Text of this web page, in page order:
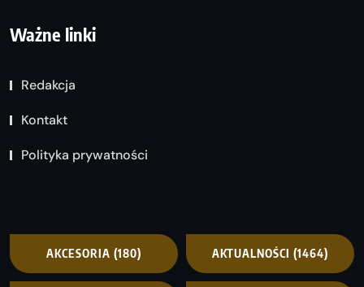
Ważne linki
Redakcja
Kontakt
Polityka prywatności
AKCESORIA (180) AKTUALNOŚCI (1464)